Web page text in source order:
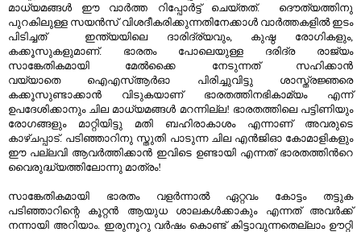
മാധ്യമങ്ങള്‍ ഈ വാര്‍ത്ത റിപ്പോര്‍ട്ട് ചെയ്തത്. ദൌത്യത്തിനു
പുറകിലുള്ള സയന്‍സ് വിശദീകരിക്കുന്നതിനേക്കാള്‍ വാര്‍ത്തകളില്‍ ഇടം
പിടിച്ചത് ഇന്ത്യയിലെ ദാരിദ്ര്യവും, കുഷ്ഠ രോഗികളും,
കക്കൂസുകളുമാണ്. ഭാരതം പോലെയുള്ള ദരിദ്ര രാജ്യം
സാങ്കേതികമായി മേല്‍ക്കൈ നേടുന്നത് സഹിക്കാന്‍
വയ്യാതെ ഐഎസ്ആര്‍ഓ പിരിച്ചുവിട്ടു ശാസ്ത്രജ്ഞരെ
കക്കൂസുണ്ടാക്കാന്‍ വിടുകയാണ് ഭാരതത്തിനഭികാമ്യം എന്ന്
ഉപദേശിക്കാനും ചില മാധ്യമങ്ങള്‍ മറന്നില്ല! ഭാരതത്തിലെ പട്ടിണിയും
രോഗങ്ങളും മാറ്റിയിട്ടു മതി ബഹിരാകാശം എന്നാണ് അവരുടെ
കാഴ്ചപ്പാട്. പടിഞ്ഞാറിനു സ്തുതി പാടുന്ന ചില എന്‍ജിഓ കോമാളികളും
ഈ പല്ലവി ആവര്‍ത്തിക്കാന്‍ ഇവിടെ ഉണ്ടായി എന്നത് ഭാരതത്തിന്‍റെ
വൈരുദ്ധ്യത്തിലോന്നു മാത്രം!
സാങ്കേതികമായി ഭാരതം വളര്‍ന്നാല്‍ ഏറ്റവം കോട്ടം തട്ടുക
പടിഞ്ഞാറിന്റെ കൂറ്റന്‍ ആയുധ ശാലകള്‍ക്കാകും എന്നത് അവര്‍ക്ക്
നന്നായി അറിയാം. ഇരുനൂറു വര്‍ഷം കൊണ്ട് കിട്ടാവുന്നതെല്ലാം ഊറ്റി